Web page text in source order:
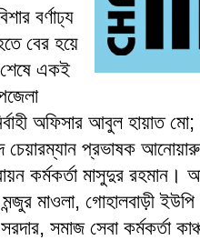
বর্ণাঢ্য
বের হয়ে
একই
অফিসার আবুল হায়াত
চেয়ারম্যান প্রভাষক
কর্মকর্তা মাসুদুর রহমান।
মাওলা, গোহালবাড়ী ইউপি
সমাজ সেবা কর্মকর্তা